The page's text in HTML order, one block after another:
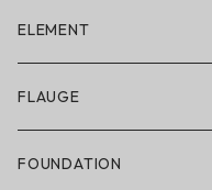
ELECTRIC × ON THE ROAM
アパレル
帽子
ELEMENT
FLAUGE
FOUNDATION